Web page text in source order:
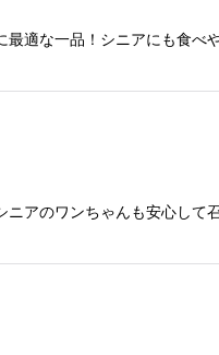
適な一品！シニアにも食べ
アのワンちゃんも安心して